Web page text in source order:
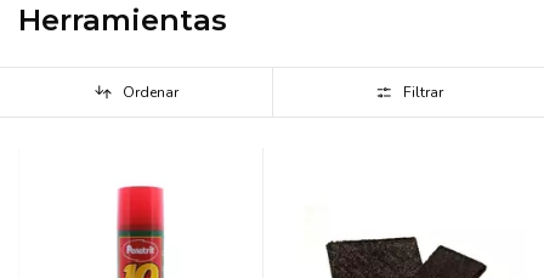
Herramientas
Ordenar Filtrar